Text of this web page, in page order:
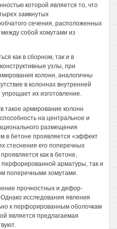
которой является то, что
замкнутых
сечения, расположенных
собой хомутами из
как в сборном, так и в
узлы, при
колонн, аналогичны
в колоннах внутренней
их изготовление.
такое армирование колонн
на центральное и
размещения
в бетоне проявляется «эффект
стеснения его поперечных
как в бетоне,
арматуры, так и
поперечными хомутами.
прочностных и дефор-
исследования явления
к перфорированным оболочкам
является предлагаемая